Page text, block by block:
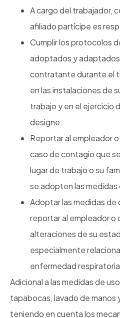
A cargo del trabajador,
afiliado partícipe es
Cumplir los protocolos
adoptados y
contratante durante el
en las instalaciones de
trabajo y en el ejercicio
designe.
Reportar al empleador
caso de contagio que
lugar de trabajo o su
se adopten las
Adoptar las medidas de
reportar al empleador o
alteraciones de su
especialmente
enfermedad
Adicional a las medidas de
tapabocas, lavado de
teniendo en cuenta los